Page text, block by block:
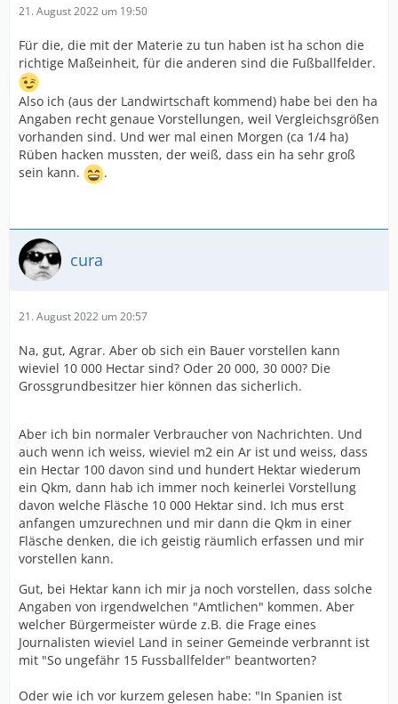
21. August 2022 um 19:50
Für die, die mit der Materie zu tun haben ist ha schon die
richtige Maßeinheit, für die anderen sind die Fußballfelder.
Also ich (aus der Landwirtschaft kommend) habe bei den ha
Angaben recht genaue Vorstellungen, weil Vergleichsgrößen
vorhanden sind. Und wer mal einen Morgen (ca 1/4 ha)
Rüben hacken mussten, der weiß, dass ein ha sehr groß
sein kann.
.
cura
21. August 2022 um 20:57
Na, gut, Agrar. Aber ob sich ein Bauer vorstellen kann
wieviel 10 000 Hectar sind? Oder 20 000, 30 000? Die
Grossgrundbesitzer hier können das sicherlich.
Aber ich bin normaler Verbraucher von Nachrichten. Und
auch wenn ich weiss, wieviel m2 ein Ar ist und weiss, dass
ein Hectar 100 davon sind und hundert Hektar wiederum
ein Qkm, dann hab ich immer noch keinerlei Vorstellung
davon welche Fläsche 10 000 Hektar sind. Ich mus erst
anfangen umzurechnen und mir dann die Qkm in einer
Fläsche denken, die ich geistig räumlich erfassen und mir
vorstellen kann.
Gut, bei Hektar kann ich mir ja noch vorstellen, dass solche
Angaben von irgendwelchen "Amtlichen" kommen. Aber
welcher Bürgermeister würde z.B. die Frage eines
Journalisten wieviel Land in seiner Gemeinde verbrannt ist
mit "So ungefähr 15 Fussballfelder" beantworten?
Oder wie ich vor kurzem gelesen habe: "In Spanien ist